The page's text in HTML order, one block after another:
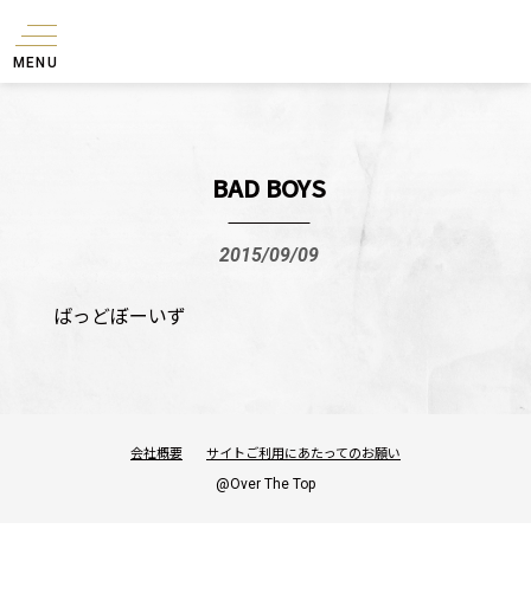
MENU
BAD BOYS
2015/09/09
ばっどぼーいず
会社概要 サイトご利用にあたってのお願い
@Over The Top